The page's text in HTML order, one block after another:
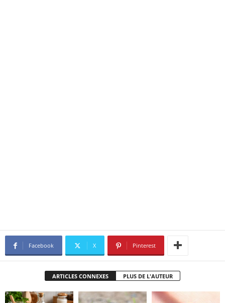
Facebook X Pinterest
ARTICLES CONNEXES PLUS DE L'AUTEUR